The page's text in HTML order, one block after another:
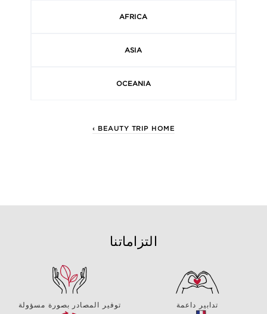
AFRICA
ASIA
OCEANIA
‹ BEAUTY TRIP HOME
التزاماتنا
توفير المصادر بصورة مسؤولة تدابير داعمة